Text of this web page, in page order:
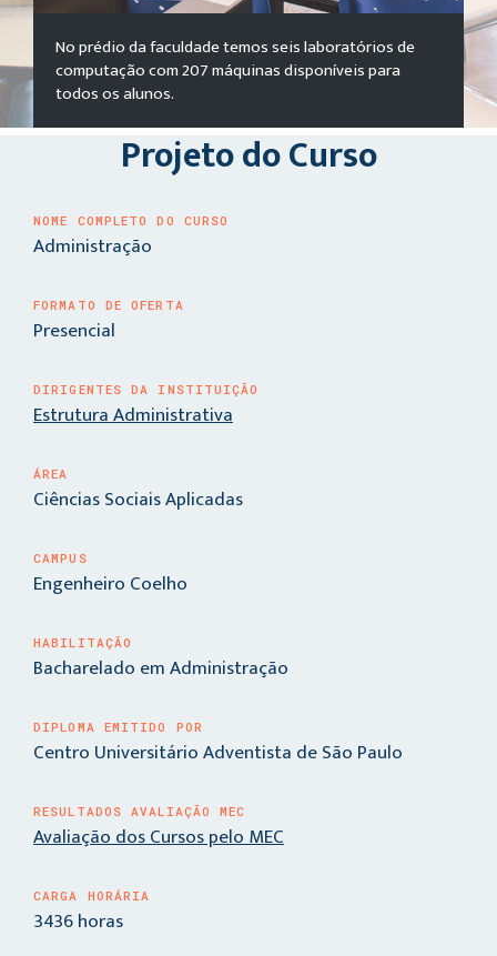
No prédio da faculdade temos seis laboratórios de
computação com 207 máquinas disponíveis para
todos os alunos.
Projeto do Curso
NOME COMPLETO DO CURSO
Administração
FORMATO DE OFERTA
Presencial
DIRIGENTES DA INSTITUIÇÃO
Estrutura Administrativa
ÁREA
Ciências Sociais Aplicadas
CAMPUS
Engenheiro Coelho
HABILITAÇÃO
Bacharelado em Administração
DIPLOMA EMITIDO POR
Centro Universitário Adventista de São Paulo
RESULTADOS AVALIAÇÃO MEC
Avaliação dos Cursos pelo MEC
CARGA HORÁRIA
3436 horas